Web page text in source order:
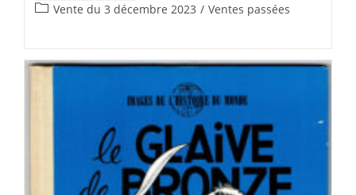
Vente du 3 décembre 2023 / Ventes passées